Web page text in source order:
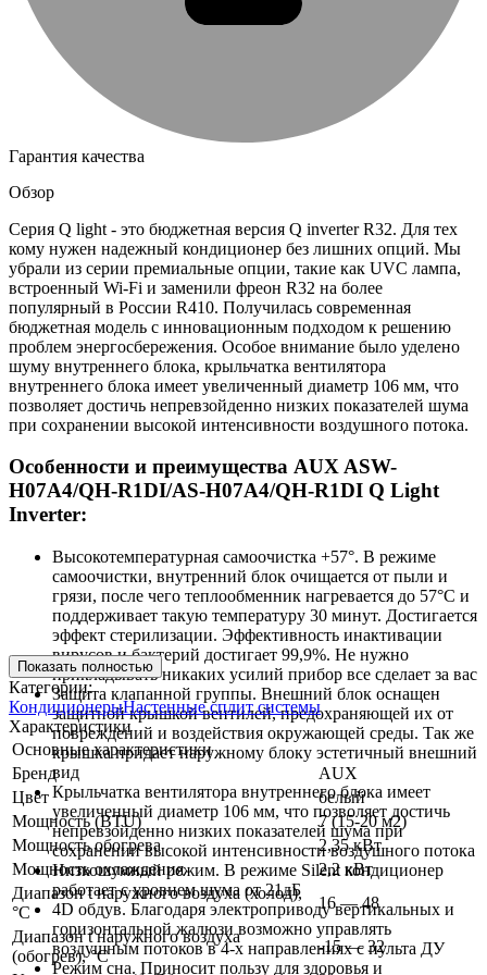
Гарантия качества
Обзор
Серия Q light - это бюджетная версия Q inverter R32. Для тех
кому нужен надежный кондиционер без лишних опций. Мы
убрали из серии премиальные опции, такие как UVC лампа,
встроенный Wi-Fi и заменили фреон R32 на более
популярный в России R410. Получилась современная
бюджетная модель с инновационным подходом к решению
проблем энергосбережения. Особое внимание было уделено
шуму внутреннего блока, крыльчатка вентилятора
внутреннего блока имеет увеличенный диаметр 106 мм, что
позволяет достичь непревзойденно низких показателей шума
при сохранении высокой интенсивности воздушного потока.
Особенности и преимущества AUX ASW-
H07A4/QH-R1DI/AS-H07A4/QH-R1DI Q Light
Inverter:
Высокотемпературная самоочистка +57°. В режиме
самоочистки, внутренний блок очищается от пыли и
грязи, после чего теплообменник нагревается до 57°С и
поддерживает такую температуру 30 минут. Достигается
эффект стерилизации. Эффективность инактивации
вирусов и бактерий достигает 99,9%. Не нужно
прикладывать никаких усилий прибор все сделает за вас
Защита клапанной группы. Внешний блок оснащен
защитной крышкой вентилей, предохраняющей их от
повреждений и воздействия окружающей среды. Так же
крышка придает наружному блоку эстетичный внешний
вид
Крыльчатка вентилятора внутреннего блока имеет
увеличенный диаметр 106 мм, что позволяет достичь
непревзойденно низких показателей шума при
сохранении высокой интенсивности воздушного потока
Низкошумный режим. В режиме Silent кондиционер
работает с уровнем шума от 21дБ
4D обдув. Благодаря электроприводу вертикальных и
горизонтальной жалюзи возможно управлять
воздушным потоков в 4-х направлениях с пульта ДУ
Режим сна. Приносит пользу для здоровья и
Показать полностью
Категории:
КондиционерыНастенные сплит системы
Характеристики
Основные характеристики
Бренд
AUX
Цвет
белый
Мощность (BTU)
7 (15-20 м2)
Мощность обогрева
2,35 кВт
Мощность охлаждения
2,2 кВт
Диапазон t наружного воздуха (холод),
°C
16 — 48
Диапазон t наружного воздуха
(обогрев), °C
-15 — 32